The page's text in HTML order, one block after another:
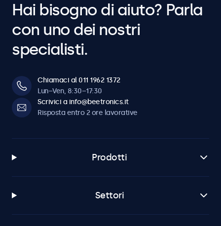
Hai bisogno di aiuto? Parla
con uno dei nostri
specialisti.
Chiamaci al 011 1962 1372
Lun–Ven, 8:30–17:30
Scrivici a info@beetronics.it
Risposta entro 2 ore lavorative
Prodotti
Settori